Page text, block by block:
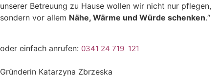
unserer Betreuung zu Hause wollen wir nicht nur pflegen,
sondern vor allem Nähe, Wärme und Würde schenken.“
oder einfach anrufen: 0341 24 719 121
Gründerin Katarzyna Zbrzeska